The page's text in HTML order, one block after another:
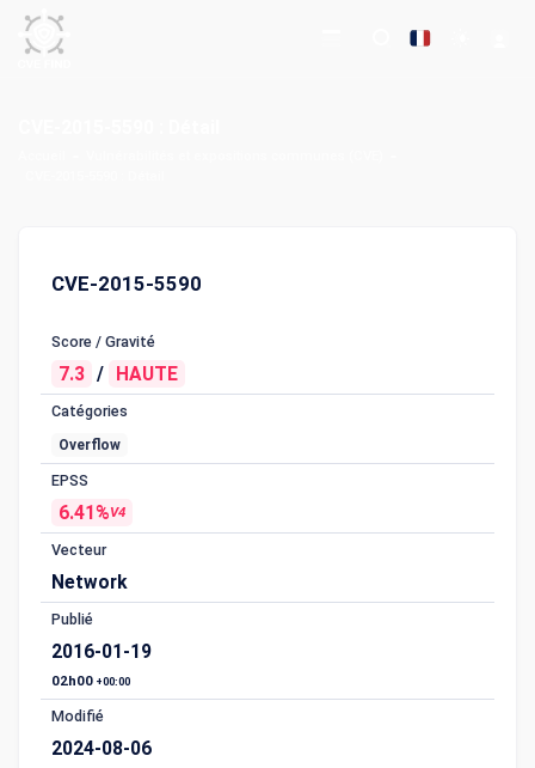
CVE-2015-5590
Score / Gravité
7.3 / HAUTE
Catégories
Overflow
EPSS
6.41%V4
Vecteur
Network
Publié
2016-01-19
02h00 +00:00
Modifié
2024-08-06